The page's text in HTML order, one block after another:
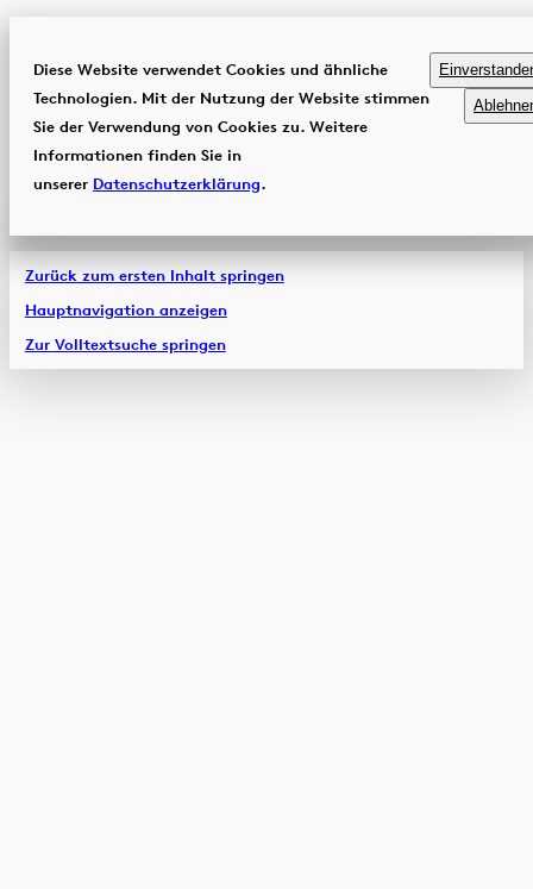
Diese Website verwendet Cookies und ähnliche
Technologien. Mit der Nutzung der Website stimmen
Sie der Verwendung von Cookies zu. Weitere
Informationen finden Sie in
unserer Datenschutzerklärung.
Zurück zum ersten Inhalt springen
Hauptnavigation anzeigen
Zur Volltextsuche springen